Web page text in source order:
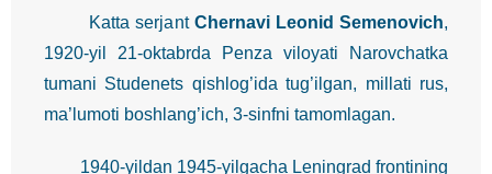
Katta serjant Chernavi Leonid Semenovich,
1920-yil 21-oktabrda Penza viloyati Narovchatka
tumani Studenets qishlog’ida tug’ilgan, millati rus,
ma’lumoti boshlang’ich, 3-sinfni tamomlagan.
1940-yildan 1945-yilgacha Leningrad frontining